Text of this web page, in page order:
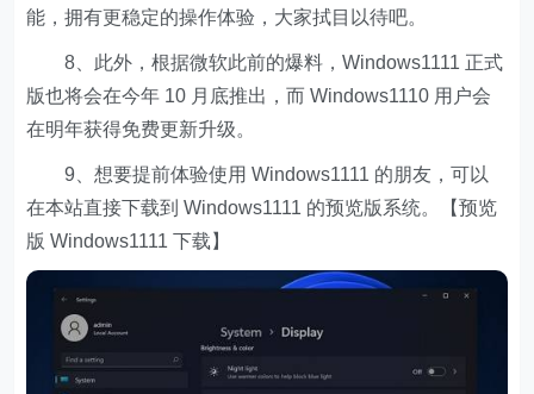
能，拥有更稳定的操作体验，大家拭目以待吧。
8、此外，根据微软此前的爆料，Windows1111 正式
版也将会在今年 10 月底推出，而 Windows1110 用户会
在明年获得免费更新升级。
9、想要提前体验使用 Windows1111 的朋友，可以
在本站直接下载到 Windows1111 的预览版系统。【预览
版 Windows1111 下载】